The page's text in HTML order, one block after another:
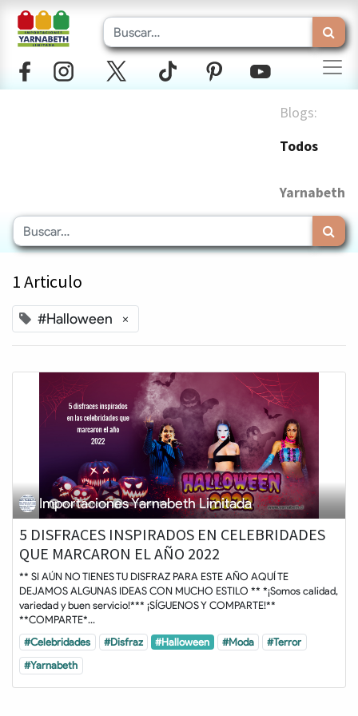
Blogs:
Todos
Yarnabeth
1 Articulo
#Halloween ×
Importaciones Yarnabeth Limitada
5 DISFRACES INSPIRADOS EN CELEBRIDADES
QUE MARCARON EL AÑO 2022
** SI AÚN NO TIENES TU DISFRAZ PARA ESTE AÑO AQUÍ TE
DEJAMOS ALGUNAS IDEAS CON MUCHO ESTILO ** *¡Somos calidad,
variedad y buen servicio!*** ¡SÍGUENOS Y COMPARTE!**
**COMPARTE*...
#Celebridades #Disfraz #Halloween #Moda
#Terror
#Yarnabeth